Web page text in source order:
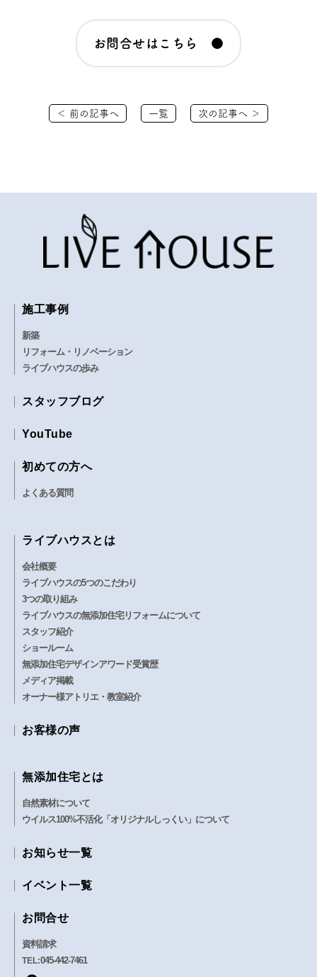
お問合せはこちら ●
＜ 前の記事へ 一覧 次の記事へ ＞
施工事例
新築
リフォーム・リノベーション
ライブハウスの歩み
スタッフブログ
YouTube
初めての方へ
よくある質問
ライブハウスとは
会社概要
ライブハウスの5つのこだわり
3つの取り組み
ライブハウスの無添加住宅リフォームについて
スタッフ紹介
ショールーム
無添加住宅デザインアワード受賞歴
メディア掲載
オーナー様アトリエ・教室紹介
お客様の声
無添加住宅とは
自然素材について
ウイルス100%不活化「オリジナルしっくい」について
お知らせ一覧
イベント一覧
お問合せ
資料請求
TEL:045-442-7461